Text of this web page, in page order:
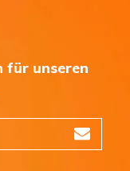
für unseren